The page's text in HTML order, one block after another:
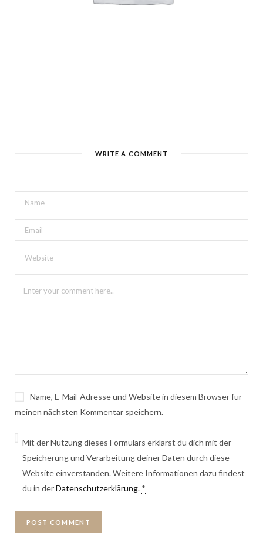
WRITE A COMMENT
Name, E-Mail-Adresse und Website in diesem Browser für
meinen nächsten Kommentar speichern.
Mit der Nutzung dieses Formulars erklärst du dich mit der
Speicherung und Verarbeitung deiner Daten durch diese
Website einverstanden. Weitere Informationen dazu findest
du in derDatenschutzerklärung. *